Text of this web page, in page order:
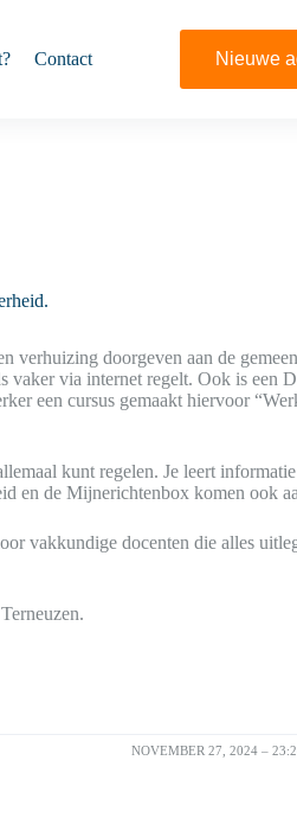
Contact Nieuwe
verhuizing doorgeven aan de
vaker via internet regelt. Ook is een
een cursus gemaakt hiervoor
kunt regelen. Je leert
en de Mijnerichtenbox komen ook
vakkundige docenten die alles
NOVEMBER 27, 2024 –